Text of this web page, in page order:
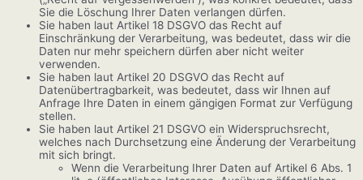
Sie die Löschung Ihrer Daten verlangen dürfen.
Sie haben laut Artikel 18 DSGVO das Recht auf
Einschränkung der Verarbeitung, was bedeutet, dass wir die
Daten nur mehr speichern dürfen aber nicht weiter
verwenden.
Sie haben laut Artikel 20 DSGVO das Recht auf
Datenübertragbarkeit, was bedeutet, dass wir Ihnen auf
Anfrage Ihre Daten in einem gängigen Format zur Verfügung
stellen.
Sie haben laut Artikel 21 DSGVO ein Widerspruchsrecht,
welches nach Durchsetzung eine Änderung der Verarbeitung
mit sich bringt.
Wenn die Verarbeitung Ihrer Daten auf Artikel 6 Abs. 1